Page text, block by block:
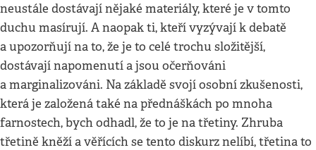
neustále dostávají nějaké materiály, které je v tomto
duchu masírují. A naopak ti, kteří vyzývají k debatě
a upozorňují na to, že je to celé trochu složitější,
dostávají napomenutí a jsou očerňováni
a marginalizováni. Na základě svojí osobní zkušenosti,
která je založená také na přednáškách po mnoha
farnostech, bych odhadl, že to je na třetiny. Zhruba
třetině kněží a věřících se tento diskurz nelíbí, třetina to